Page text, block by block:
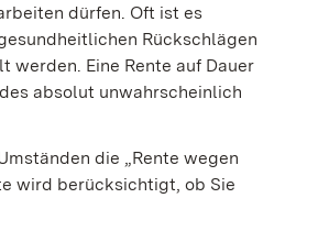
dürfen. Oft ist es
Rückschlägen
Eine Rente auf Dauer
absolut unwahrscheinlich
die „Rente wegen
wird berücksichtigt, ob Sie